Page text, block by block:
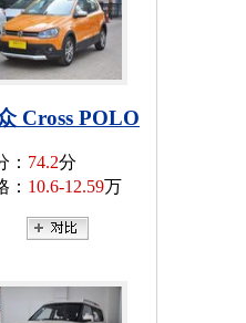
Cross POLO
： 74.2分
： 10.6-12.59万